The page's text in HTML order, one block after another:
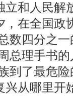
和人民解
，在全国政
数四分之
总理手书
到了最危
从哪里开